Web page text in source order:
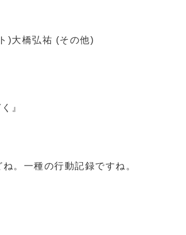
)大橋弘祐 (その他)
』
。一種の行動記録ですね。